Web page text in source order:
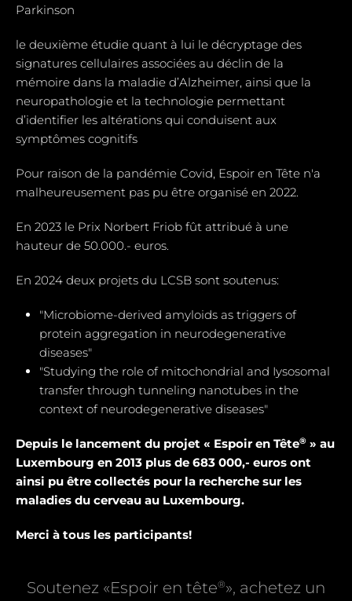
Parkinson
le deuxième étudie quant à lui le décryptage des
signatures cellulaires associées au déclin de la
mémoire dans la maladie d’Alzheimer, ainsi que la
neuropathologie et la technologie permettant
d’identifier les altérations qui conduisent aux
symptômes cognitifs
Pour raison de la pandémie Covid, Espoir en Tête n'a
malheureusement pas pu être organisé en 2022.
En 2023 le Prix Norbert Friob fût attribué à une
hauteur de 50.000.- euros.
En 2024 deux projets du LCSB sont soutenus:
"Microbiome-derived amyloids as triggers of
protein aggregation in neurodegenerative
diseases"
"Studying the role of mitochondrial and Iysosomal
transfer through tunneling nanotubes in the
context of neurodegenerative diseases"
Depuis le lancement du projet « Espoir en Tête® » au
Luxembourg en 2013 plus de 683 000,- euros ont
ainsi pu être collectés pour la recherche sur les
maladies du cerveau au Luxembourg.
Merci à tous les participants!
Soutenez «Espoir en tête®», achetez un